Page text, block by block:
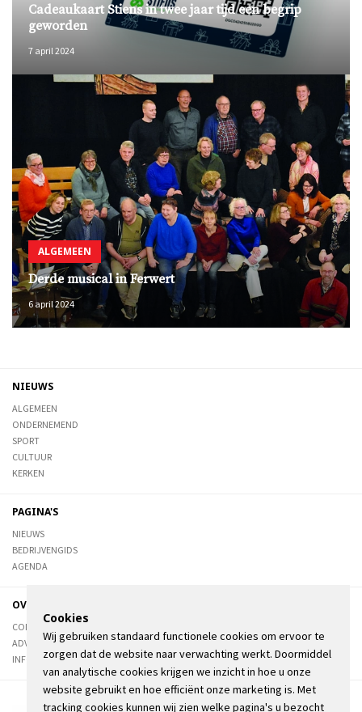
Cadeaukaart Stiens in twee jaar tijd een begrip
geworden
7 april 2024
ALGEMEEN
Derde musical in Ferwert
6 april 2024
NIEUWS
ALGEMEEN
ONDERNEMEND
SPORT
CULTUUR
KERKEN
PAGINA'S
NIEUWS
BEDRIJVENGIDS
AGENDA
OVER DE STIENSER
CONTACT
ADVERTEREN
INFORMATIE
Cookies
Wij gebruiken standaard functionele cookies om ervoor te
zorgen dat de website naar verwachting werkt. Doormiddel
van analytische cookies krijgen we inzicht in hoe u onze
website gebruikt en hoe efficiënt onze marketing is. Met
tracking cookies kunnen wij zien welke pagina's u bezocht